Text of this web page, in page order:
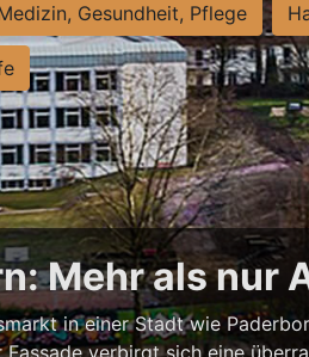
Gesundheit, Pflege
Mehr als nur
in einer Stadt wie